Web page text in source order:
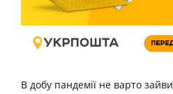
В добу пандемії не варто